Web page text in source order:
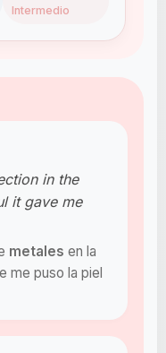
Intermedio
in the
it gave me
metales en la
me puso la piel